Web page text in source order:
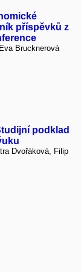
příspěvků z
Brucknerová
podklad
Dvořáková, Filip